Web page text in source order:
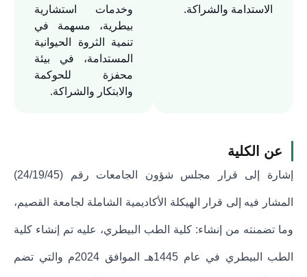
الاستدامة والشراكة.
وخدمات استشارية
بيطرية، مسهمة في
تنمية الثروة الحيوانية
المستدامة، في بيئة
محفزة للحوكمة
والابتكار والشراكة.
عن الكلية
إشارة إلى قرار مجلس شؤون الجامعات رقم (24/19/45)
المشار فيه إلى قرار الهيكلة الأكاديمية الشاملة لجامعة القصيم،
وما تضمنته من إنشاء: كلية الطب البيطري، عليه تم إنشاء كلية
الطب البيطري في عام 1445هـ الموافق 2024م والتي تضم